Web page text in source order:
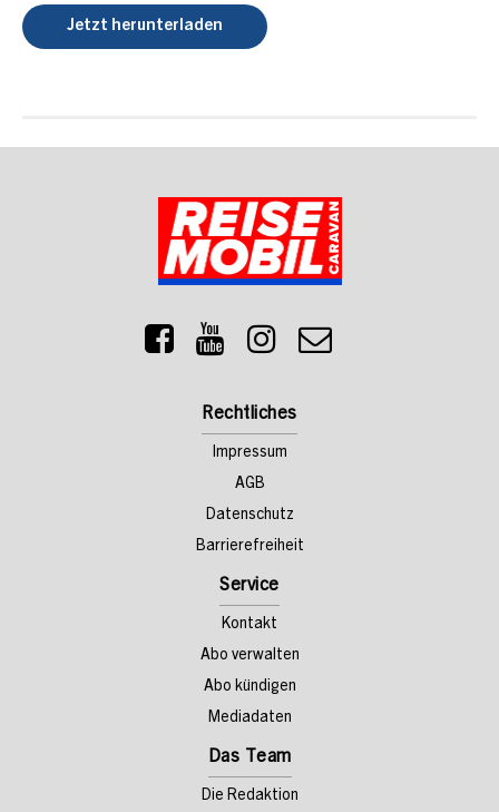
Jetzt herunterladen
Rechtliches
Impressum
AGB
Datenschutz
Barrierefreiheit
Service
Kontakt
Abo verwalten
Abo kündigen
Mediadaten
Das Team
Die Redaktion